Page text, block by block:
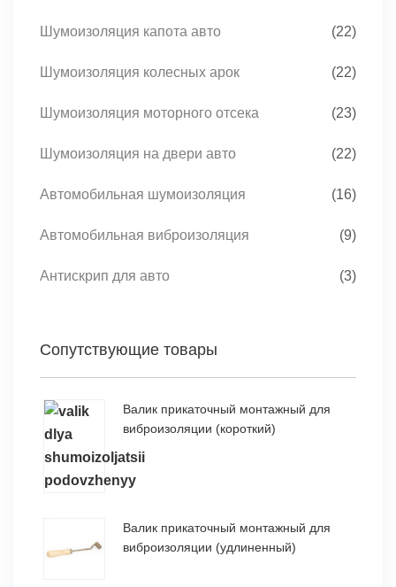
Шумоизоляция капота авто (22)
Шумоизоляция колесных арок (22)
Шумоизоляция моторного отсека (23)
Шумоизоляция на двери авто (22)
Автомобильная шумоизоляция (16)
Автомобильная виброизоляция (9)
Антискрип для авто (3)
Сопутствующие товары
Валик прикаточный монтажный для
виброизоляции (короткий)
Валик прикаточный монтажный для
виброизоляции (удлиненный)